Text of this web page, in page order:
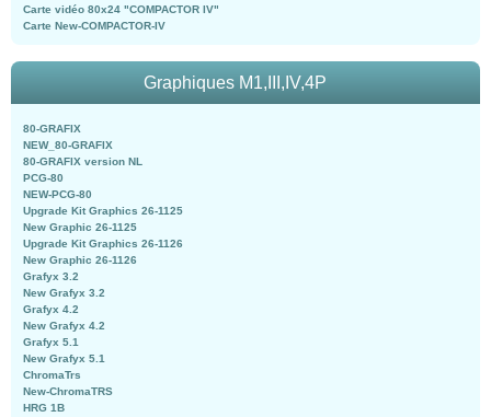
Carte vidéo 80x24 "COMPACTOR IV"
Carte New-COMPACTOR-IV
Graphiques M1,III,IV,4P
80-GRAFIX
NEW_80-GRAFIX
80-GRAFIX version NL
PCG-80
NEW-PCG-80
Upgrade Kit Graphics 26-1125
New Graphic 26-1125
Upgrade Kit Graphics 26-1126
New Graphic 26-1126
Grafyx 3.2
New Grafyx 3.2
Grafyx 4.2
New Grafyx 4.2
Grafyx 5.1
New Grafyx 5.1
ChromaTrs
New-ChromaTRS
HRG 1B